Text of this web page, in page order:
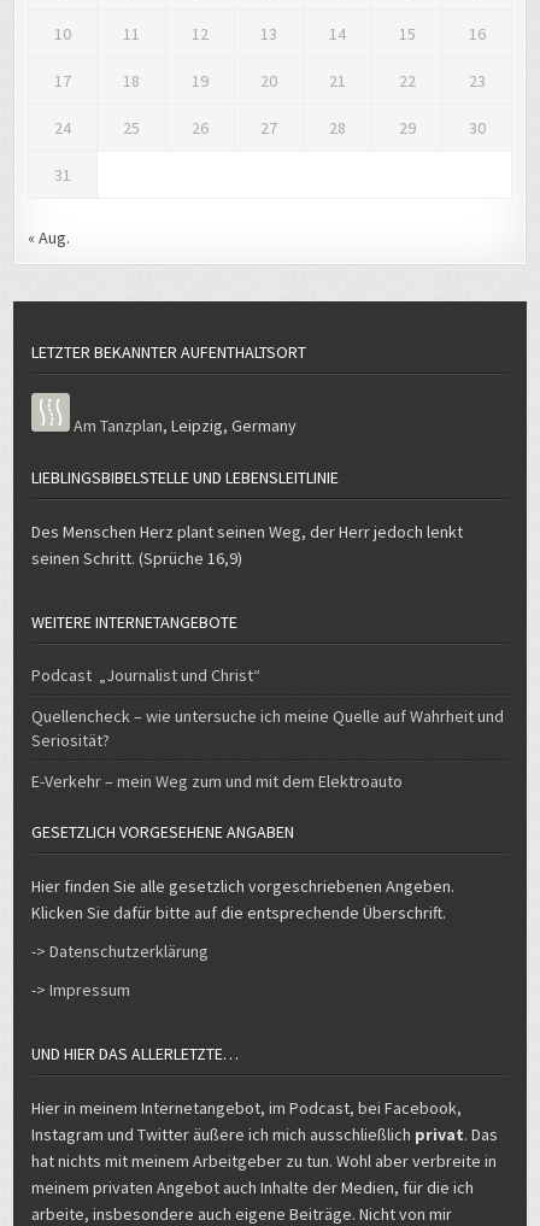
10 11 12 13 14 15 16
17 18 19 20 21 22 23
24 25 26 27 28 29 30
31
« Aug.
LETZTER BEKANNTER AUFENTHALTSORT
Am Tanzplan,Leipzig,Germany
LIEBLINGSBIBELSTELLE UND LEBENSLEITLINIE
Des Menschen Herz plant seinen Weg, der Herr jedoch lenkt
seinen Schritt. (Sprüche 16,9)
WEITERE INTERNETANGEBOTE
Podcast „Journalist und Christ“
Quellencheck – wie untersuche ich meine Quelle auf Wahrheit und
Seriosität?
E-Verkehr – mein Weg zum und mit dem Elektroauto
GESETZLICH VORGESEHENE ANGABEN
Hier finden Sie alle gesetzlich vorgeschriebenen Angeben.
Klicken Sie dafür bitte auf die entsprechende Überschrift.
-> Datenschutzerklärung
-> Impressum
UND HIER DAS ALLERLETZTE…
Hier in meinem Internetangebot, im Podcast, bei Facebook,
Instagram und Twitter äußere ich mich ausschließlich privat. Das
hat nichts mit meinem Arbeitgeber zu tun. Wohl aber verbreite in
meinem privaten Angebot auch Inhalte der Medien, für die ich
arbeite, insbesondere auch eigene Beiträge. Nicht von mir